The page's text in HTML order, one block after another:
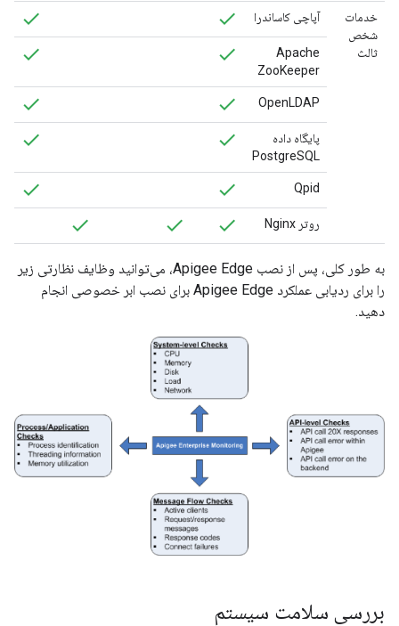
خدمات
شخص
ثالث
آپاچی کاساندرا
Apache
ZooKeeper
OpenLDAP
پایگاه داده
PostgreSQL
Qpid
روتر Nginx
به طور کلی، پس از نصب Apigee Edge، می‌توانید وظایف نظارتی زیر
را برای ردیابی عملکرد Apigee Edge برای نصب ابر خصوصی انجام
دهید.
بررسی سلامت سیستم